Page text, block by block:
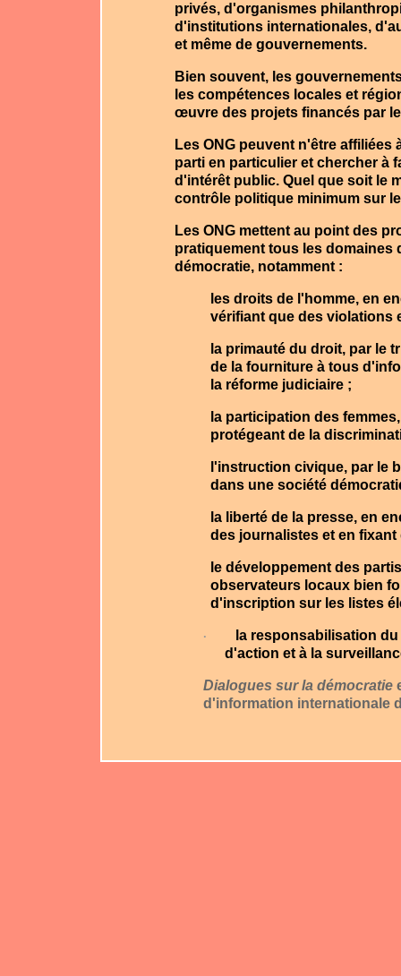
privés, d'organismes
d'institutions internationales,
et même de gouvernements.
Bien souvent, les
les compétences locales et
œuvre des projets financés par
Les ONG peuvent n'être
parti en particulier et chercher à
d'intérêt public. Quel que soit le
contrôle politique minimum sur
Les ONG mettent au point des
pratiquement tous les
démocratie, notamment :
les droits de l'homme, en
vérifiant que des violations
la primauté du droit, par le
de la fourniture à tous
la réforme judiciaire ;
la participation des
protégeant de la
l'instruction civique, par le
dans une société
la liberté de la presse, en
des journalistes et en
le développement des
observateurs locaux bien
d'inscription sur les listes
·
la responsabilisation
d'action et à la
Dialogues sur la démocratie
d'information internationale